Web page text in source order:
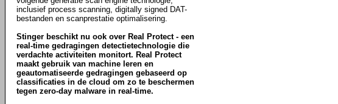
inclusief process scanning, digitally signed DAT-
bestanden en scanprestatie optimalisering.
Stinger beschikt nu ook over Real Protect - een
real-time gedragingen detectietechnologie die
verdachte activiteiten monitort. Real Protect
maakt gebruik van machine leren en
geautomatiseerde gedragingen gebaseerd op
classificaties in de cloud om zo te beschermen
tegen zero-day malware in real-time.